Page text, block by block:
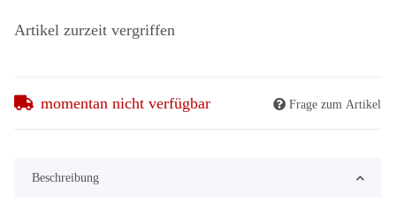
Artikel zurzeit vergriffen
momentan nicht verfügbar Frage zum Artikel
Beschreibung